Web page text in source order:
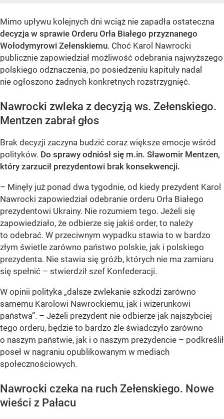
Mimo upływu kolejnych dni wciąż nie zapadła ostateczna
decyzja w sprawie Orderu Orła Białego przyznanego
Wołodymyrowi Zełenskiemu. Choć Karol Nawrocki
publicznie zapowiedział możliwość odebrania najwyższego
polskiego odznaczenia, po posiedzeniu kapituły nadal
nie ogłoszono żadnych konkretnych rozstrzygnięć.
Nawrocki zwleka z decyzją ws. Zełenskiego.
Mentzen zabrał głos
Brak decyzji zaczyna budzić coraz większe emocje wśród
polityków. Do sprawy odniósł się m.in. Sławomir Mentzen,
który zarzucił prezydentowi brak konsekwencji.
– Minęły już ponad dwa tygodnie, od kiedy prezydent Karol
Nawrocki zapowiedział odebranie orderu Orła Białego
prezydentowi Ukrainy. Nie rozumiem tego. Jeżeli się
zapowiedziało, że odbierze się jakiś order, to należy
to odebrać. W przeciwnym wypadku stawia to w bardzo
złym świetle zarówno państwo polskie, jak i polskiego
prezydenta. Nie stawia się gróźb, których nie ma zamiaru
się spełnić – stwierdził szef Konfederacji.
W opinii polityka „dalsze zwlekanie szkodzi zarówno
samemu Karolowi Nawrockiemu, jak i wizerunkowi
państwa”. – Jeżeli prezydent nie odbierze jak najszybciej
tego orderu, będzie to bardzo źle świadczyło zarówno
o naszym państwie, jak i o naszym prezydencie – podkreślił
poseł w nagraniu opublikowanym w mediach
społecznościowych.
Nawrocki czeka na ruch Zełenskiego. Nowe
wieści z Pałacu